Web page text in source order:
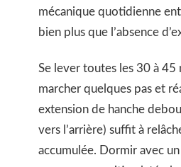
mécanique quotidienne
bien plus que l’absence
Se lever toutes les 30 à 45
marcher quelques pas et
extension de hanche
vers l’arrière) suffit à
accumulée. Dormir avec